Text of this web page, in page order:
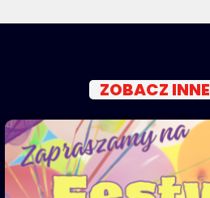
ZOBACZ INNE